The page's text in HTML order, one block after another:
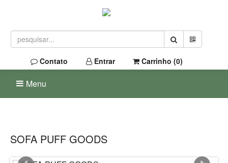
Contato Entrar Carrinho (0)
Menu
SOFA PUFF GOODS